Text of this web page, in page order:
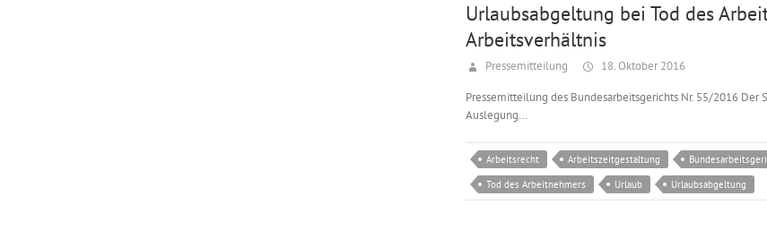
Urlaubsabgeltung bei Tod des
Arbeitsverhältnis
Pressemitteilung 18. Oktober 2016
Pressemitteilung des Bundesarbeitsgerichts Nr. 55/2016
Auslegung…
Arbeitsrecht Arbeitszeitgestaltung
Tod des Arbeitnehmers
Urlaub Urlaubsabgeltung